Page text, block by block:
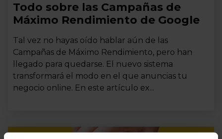
Todo sobre las Campañas de
Máximo Rendimiento de Google
Tal vez no hayas oído hablar aún de las
Campañas de Máximo Rendimiento, pero han
llegado para quedarse. El nuevo sistema
transformará el modo en el que anuncias tu
negocio online. En este artículo ex...